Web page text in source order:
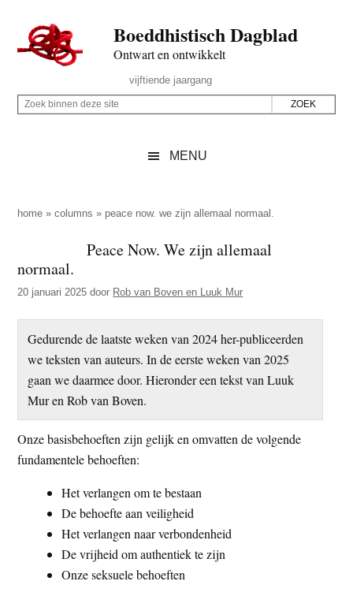
naar
de
inhoud
secondary
naar
de
sidebar
naar
de
Boeddhistisch Dagblad
Ontwart en ontwikkelt
Rechts
vijftiende jaargang
Z
p
z
e
s
Z
i
e
n
t
e
MENU
home »columns » peace now. we zijn allemaal normaal.
Peace Now. We zijn allemaal
normaal.
20 januari 2025 door Rob van Boven en Luuk Mur
Gedurende de laatste weken van 2024 her-publiceerden
we teksten van auteurs. In de eerste weken van 2025
gaan we daarmee door. Hieronder een tekst van Luuk
Mur en Rob van Boven.
Onze basisbehoeften zijn gelijk en omvatten de volgende
fundamentele behoeften:
Het verlangen om te bestaan
De behoefte aan veiligheid
Het verlangen naar verbondenheid
De vrijheid om authentiek te zijn
Onze seksuele behoeften